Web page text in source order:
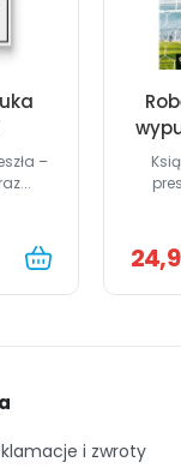
–
i zwroty